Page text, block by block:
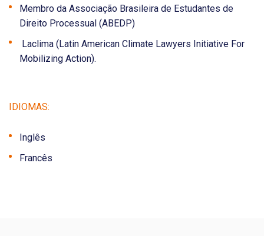
Membro da Associação Brasileira de Estudantes de
Direito Processual (ABEDP)
Laclima (Latin American Climate Lawyers Initiative For
Mobilizing Action).
IDIOMAS:
Inglês
Francês